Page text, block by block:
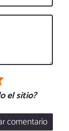
el sitio?
comentario